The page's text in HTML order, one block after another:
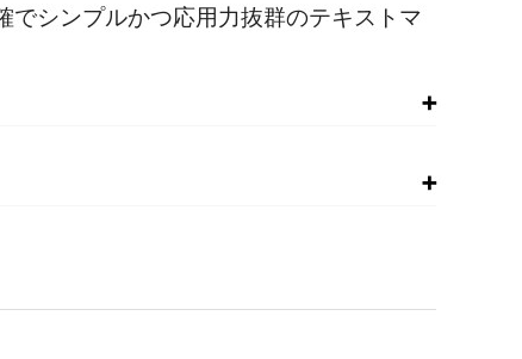
でシンプルかつ応用力抜群のテキストマ